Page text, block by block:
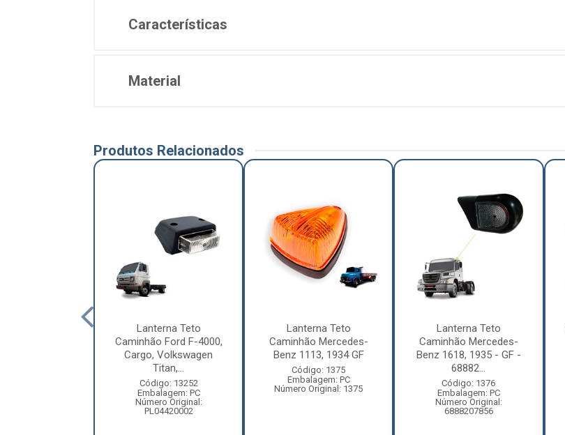
Características
Material
Produtos Relacionados
Lanterna Teto
Caminhão Ford F-4000,
Cargo, Volkswagen
Titan,...
Código: 13252
Embalagem: PC
Número Original:
PL04420002
Lanterna Teto
Caminhão Mercedes-
Benz 1113, 1934 GF
Código: 1375
Embalagem: PC
Número Original: 1375
Lanterna Teto
Caminhão Mercedes-
Benz 1618, 1935 - GF -
68882...
Código: 1376
Embalagem: PC
Número Original:
6888207856